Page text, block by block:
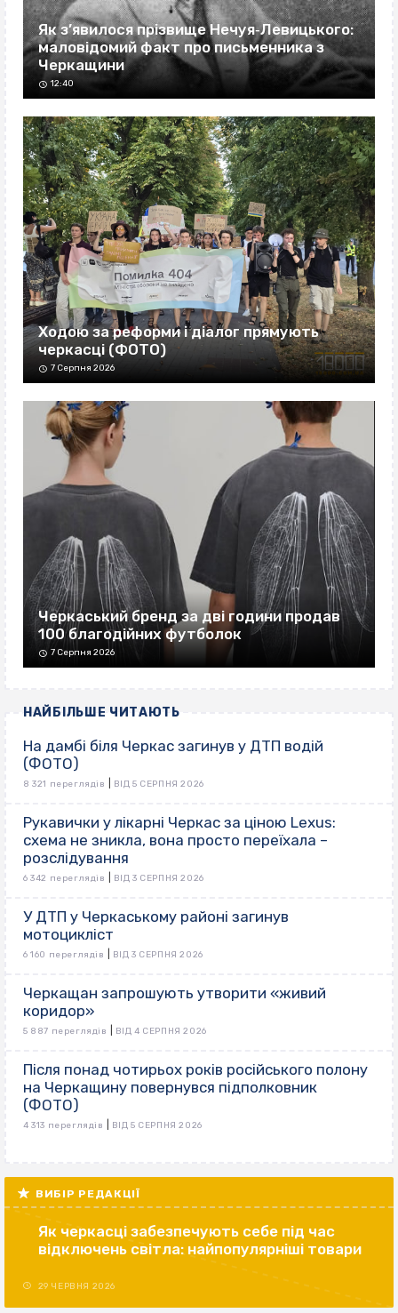
Як з’явилося прізвище Нечуя‐Левицького:
маловідомий факт про письменника з
Черкащини
12:40
Ходою за реформи і діалог прямують
черкасці (ФОТО)
7 Серпня 2026
Черкаський бренд за дві години продав
100 благодійних футболок
7 Серпня 2026
НАЙБІЛЬШЕ ЧИТАЮТЬ
На дамбі біля Черкас загинув у ДТП водій
(ФОТО)
8 321 переглядів ВІД 5 СЕРПНЯ 2026
Рукавички у лікарні Черкас за ціною Lexus:
схема не зникла, вона просто переїхала –
розслідування
6 342 переглядів ВІД 3 СЕРПНЯ 2026
У ДТП у Черкаському районі загинув
мотоцикліст
6 160 переглядів ВІД 3 СЕРПНЯ 2026
Черкащан запрошують утворити «живий
коридор»
5 887 переглядів ВІД 4 СЕРПНЯ 2026
Після понад чотирьох років російського полону
на Черкащину повернувся підполковник
(ФОТО)
4 313 переглядів ВІД 5 СЕРПНЯ 2026
ВИБІР РЕДАКЦІЇ
Як черкасці забезпечують себе під час
відключень світла: найпопулярніші товари
29 ЧЕРВНЯ 2026